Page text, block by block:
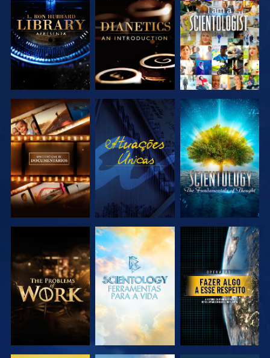
EXPLORAR A
SÉRIE
EXPLORAR A
SÉRIE
VER
EXPLORAR A
SÉRIE
VER
EXPLORAR A
SÉRIE
EXPLORAR A
SÉRIE
EXPLORAR A
SÉRIE
VER